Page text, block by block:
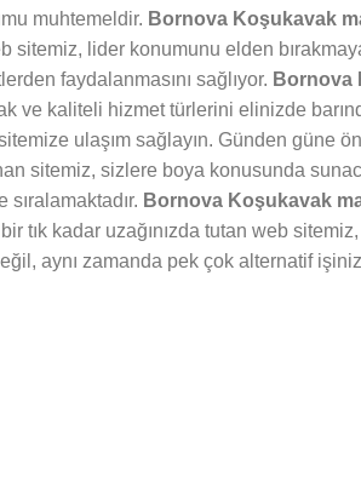
muhtemeldir. Bornova Koşukavak
sitemiz, lider konumunu elden
faydalanmasını sağlıyor. Bornova
ve kaliteli hizmet türlerini elinizde
ulaşım sağlayın. Günden güne
sitemiz, sizlere boya konusunda
sıralamaktadır. Bornova Koşukavak
tık kadar uzağınızda tutan web sitemiz,
aynı zamanda pek çok alternatif